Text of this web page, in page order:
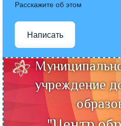
Расскажите об этом
Написать
учреждение